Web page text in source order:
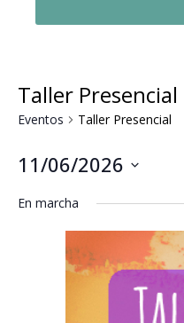
Taller Presencial
Eventos Taller Presencial
11/06/2026
fecha.
En marcha